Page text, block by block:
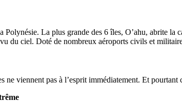
La plus grande des 6 îles, O’ahu, abrite la
du ciel. Doté de nombreux aéroports civils et
viennent pas à l’esprit immédiatement. Et